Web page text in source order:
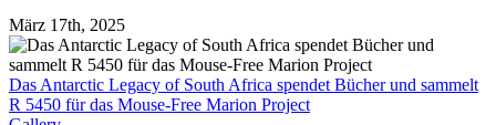
März 17th, 2025
Das Antarctic Legacy of South Africa spendet Bücher und sammelt
R 5450 für das Mouse-Free Marion Project